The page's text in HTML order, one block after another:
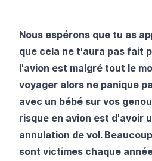
Nous espérons que tu as
que cela ne t'aura pas fait
l'avion est malgré tout le
voyager alors ne panique
avec un bébé sur vos
risque en avion est d'avoir
annulation de vol.
sont victimes chaque